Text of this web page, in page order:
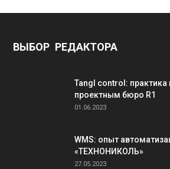
ВЫБОР РЕДАКТОРА
Tangl control: практика
проектным бюро R1
01.06.2023
WMS: опыт
«ТЕХНОНИКОЛЬ»
27.05.2023